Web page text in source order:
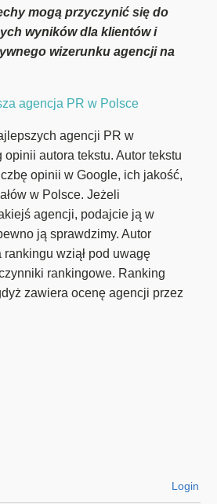
mogą przyczynić się do
wyników dla klientów i
wizerunku agencji na
agencja PR w Polsce
agencji PR w
opinii autora tekstu. Autor tekstu
opinii w Google, ich jakość,
w Polsce. Jeżeli
agencji, podajcie ją w
ją sprawdzimy. Autor
wziął pod uwagę
rankingowe. Ranking
zawiera ocenę agencji przez
Login